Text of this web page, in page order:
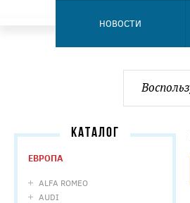
НОВОСТИ
КАТАЛОГ
ЕВРОПА
ALFA ROMEO
AUDI